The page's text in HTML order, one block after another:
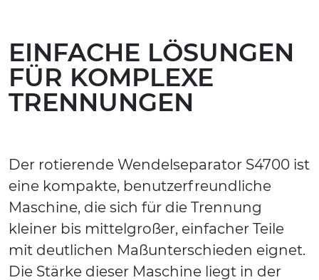
EINFACHE LÖSUNGEN
FÜR KOMPLEXE
TRENNUNGEN
Der rotierende Wendelseparator S4700 ist
eine kompakte, benutzerfreundliche
Maschine, die sich für die Trennung
kleiner bis mittelgroßer, einfacher Teile
mit deutlichen Maßunterschieden eignet.
Die Stärke dieser Maschine liegt in der